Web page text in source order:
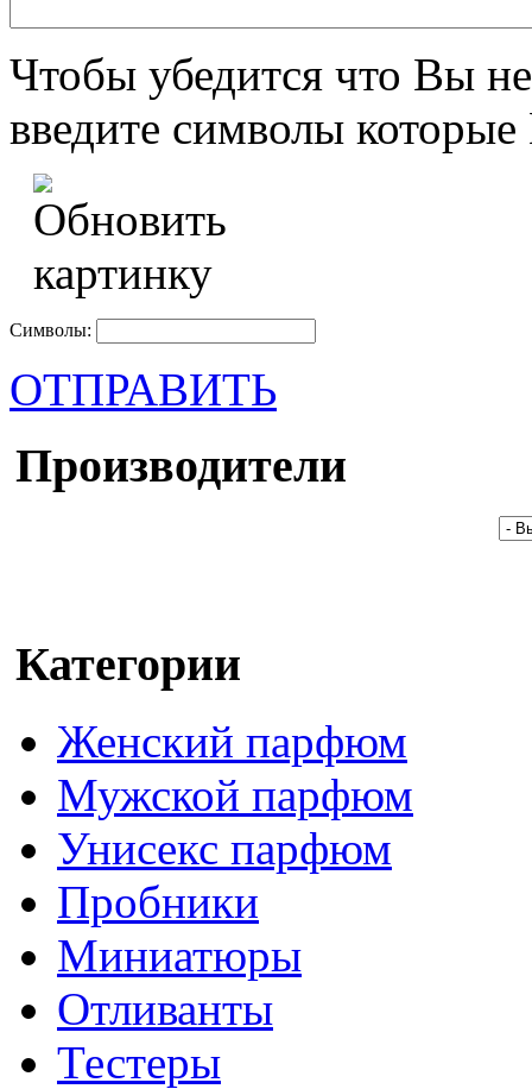
Чтобы убедится что Вы
введите символы
Символы:
ОТПРАВИТЬ
Производители
Категории
Женский парфюм
Мужской парфюм
Унисекс парфюм
Пробники
Миниатюры
Отливанты
Тестеры